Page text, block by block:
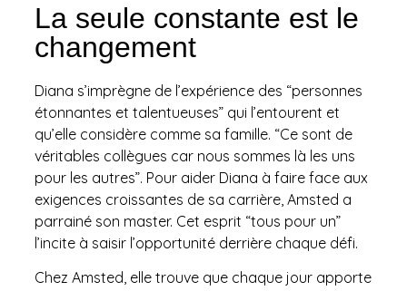
La seule constante est le
changement
Diana s’imprègne de l’expérience des “personnes
étonnantes et talentueuses” qui l’entourent et
qu’elle considère comme sa famille. “Ce sont de
véritables collègues car nous sommes là les uns
pour les autres”. Pour aider Diana à faire face aux
exigences croissantes de sa carrière, Amsted a
parrainé son master. Cet esprit “tous pour un”
l’incite à saisir l’opportunité derrière chaque défi.
Chez Amsted, elle trouve que chaque jour apporte